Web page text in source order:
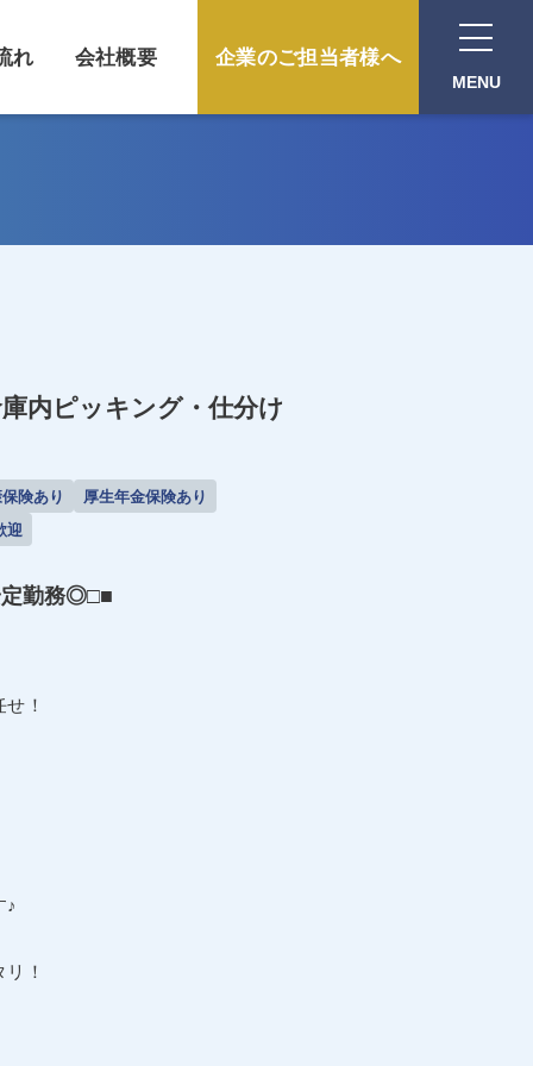
れ 会社概要 企業のご担当者様へ
MENU
内ピッキング・仕分け
険あり
厚生年金保険あり
迎
定勤務◎□■
！
♪
！